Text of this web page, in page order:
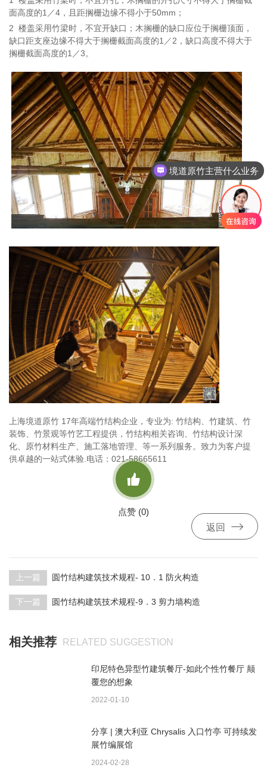
面高度的1／4，且距搁栅边缘不得小于50mm；
2 楼盖采用竹梁时，不宜开缺口；木搁栅的缺口应位于搁栅顶面，
缺口距支座边缘不得大于搁栅截面高度的1／2，缺口高度不得大于
搁栅截面高度的1／3。
上海境道原竹 17年高端竹结构企业，专业为: 竹结构、竹建筑、竹
装饰、竹景观等竹艺工程提供，竹结构相关咨询、竹结构设计深
化、原竹材料生产、施工落地管理、等一系列服务。致力为客户提
供卓越的一站式体验.电话：021-58665611

点赞 (0)
返回

上一篇 圆竹结构建筑技术规程- 10．1 防火构造
下一篇 圆竹结构建筑技术规程-9．3 剪力墙构造
相关推荐 RELATED SUGGESTION
印尼特色异型竹建筑餐厅-如此个性竹餐厅 颠
覆您的想象
2022-01-10
分享 | 澳大利亚 Chrysalis 入口竹亭 可持续发
展竹编展馆
2024-02-28
境道原竹主营什么业务